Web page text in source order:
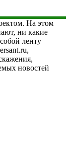
На этом
ни какие
ленту
новостей